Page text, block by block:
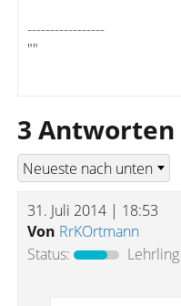
-----------------
""
3 Antworten
31. Juli 2014 | 18:53
Von RrKOrtmann
Status:
Lehrling